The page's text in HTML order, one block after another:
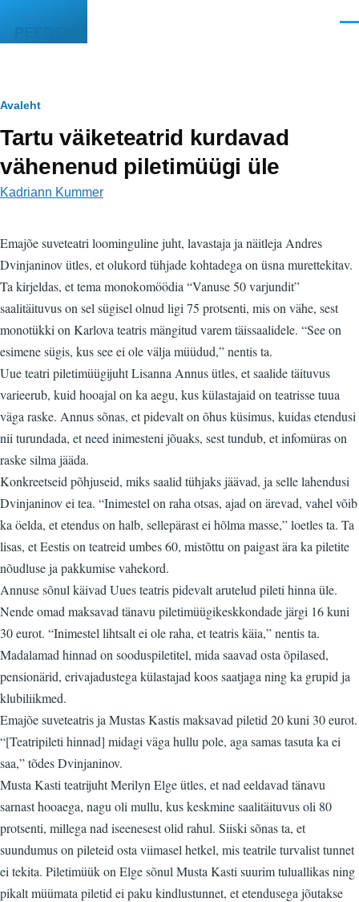
PEEGEL
Leivapuru
Avaleht
Tartu väiketeatrid kurdavad
vähenenud piletimüügi üle
Kadriann Kummer
Emajõe suveteatri loominguline juht, lavastaja ja näitleja Andres
Dvinjaninov ütles, et olukord tühjade kohtadega on üsna murettekitav.
Ta kirjeldas, et tema monokomöödia “Vanuse 50 varjundit”
saalitäituvus on sel sügisel olnud ligi 75 protsenti, mis on vähe, sest
monotükki on Karlova teatris mängitud varem täissaalidele. “See on
esimene sügis, kus see ei ole välja müüdud,” nentis ta.
Uue teatri piletimüügijuht Lisanna Annus ütles, et saalide täituvus
varieerub, kuid hooajal on ka aegu, kus külastajaid on teatrisse tuua
väga raske. Annus sõnas, et pidevalt on õhus küsimus, kuidas etendusi
nii turundada, et need inimesteni jõuaks, sest tundub, et infomüras on
raske silma jääda.
Konkreetseid põhjuseid, miks saalid tühjaks jäävad, ja selle lahendusi
Dvinjaninov ei tea. “Inimestel on raha otsas, ajad on ärevad, vahel võib
ka öelda, et etendus on halb, sellepärast ei hõlma masse,” loetles ta. Ta
lisas, et Eestis on teatreid umbes 60, mistõttu on paigast ära ka piletite
nõudluse ja pakkumise vahekord.
Annuse sõnul käivad Uues teatris pidevalt arutelud pileti hinna üle.
Nende omad maksavad tänavu piletimüügikeskkondade järgi 16 kuni
30 eurot. “Inimestel lihtsalt ei ole raha, et teatris käia,” nentis ta.
Madalamad hinnad on sooduspiletitel, mida saavad osta õpilased,
pensionärid, erivajadustega külastajad koos saatjaga ning ka grupid ja
klubiliikmed.
Emajõe suveteatris ja Mustas Kastis maksavad piletid 20 kuni 30 eurot.
“[Teatripileti hinnad] midagi väga hullu pole, aga samas tasuta ka ei
saa,” tõdes Dvinjaninov.
Musta Kasti teatrijuht Merilyn Elge ütles, et nad eeldavad tänavu
sarnast hooaega, nagu oli mullu, kus keskmine saalitäituvus oli 80
protsenti, millega nad iseenesest olid rahul. Siiski sõnas ta, et
suundumus on pileteid osta viimasel hetkel, mis teatrile turvalist tunnet
ei tekita. Piletimüük on Elge sõnul Musta Kasti suurim tuluallikas ning
pikalt müümata piletid ei paku kindlustunnet, et etendusega jõutakse